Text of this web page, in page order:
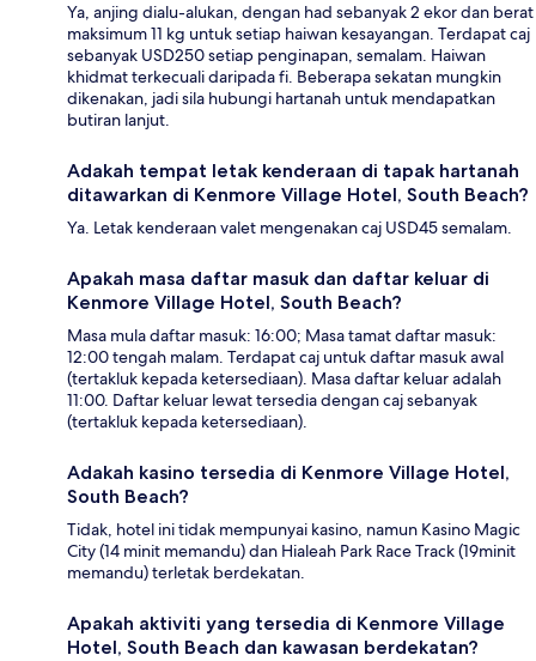
Ya, anjing dialu-alukan, dengan had sebanyak 2 ekor dan berat
maksimum 11 kg untuk setiap haiwan kesayangan. Terdapat caj
sebanyak USD250 setiap penginapan, semalam. Haiwan
khidmat terkecuali daripada fi. Beberapa sekatan mungkin
dikenakan, jadi sila hubungi hartanah untuk mendapatkan
butiran lanjut.
Adakah tempat letak kenderaan di tapak hartanah
ditawarkan di Kenmore Village Hotel, South Beach?
Ya. Letak kenderaan valet mengenakan caj USD45 semalam.
Apakah masa daftar masuk dan daftar keluar di
Kenmore Village Hotel, South Beach?
Masa mula daftar masuk: 16:00; Masa tamat daftar masuk:
12:00 tengah malam. Terdapat caj untuk daftar masuk awal
(tertakluk kepada ketersediaan). Masa daftar keluar adalah
11:00. Daftar keluar lewat tersedia dengan caj sebanyak
(tertakluk kepada ketersediaan).
Adakah kasino tersedia di Kenmore Village Hotel,
South Beach?
Tidak, hotel ini tidak mempunyai kasino, namun Kasino Magic
City (14 minit memandu) dan Hialeah Park Race Track (19minit
memandu) terletak berdekatan.
Apakah aktiviti yang tersedia di Kenmore Village
Hotel, South Beach dan kawasan berdekatan?